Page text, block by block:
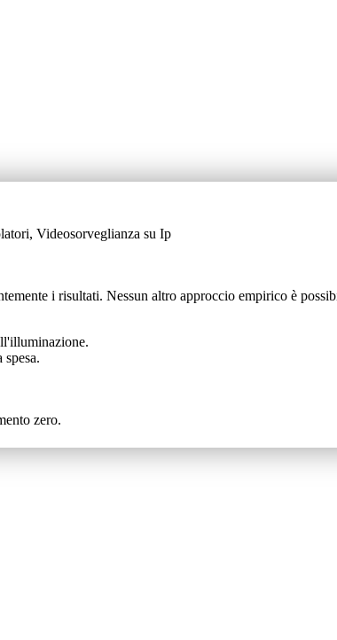
Videosorveglianza su Ip
i risultati. Nessun altro approccio empirico è
zero.